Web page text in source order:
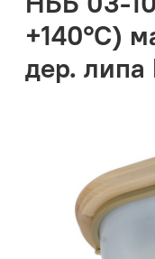
+140°С)
дер.